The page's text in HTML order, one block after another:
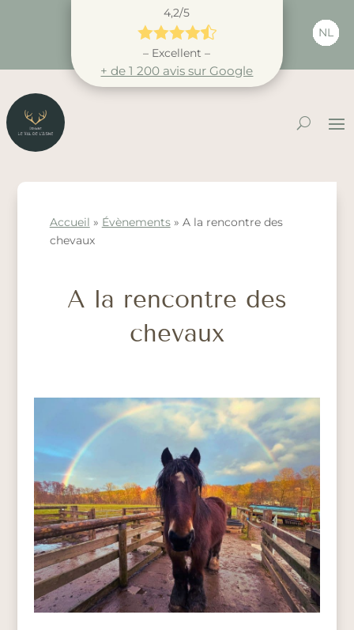
4,2/5

– Excellent –
+ de 1 200 avis sur Google
NL
Accueil » Évènements» A la rencontre des
chevaux
A la rencontre des
chevaux